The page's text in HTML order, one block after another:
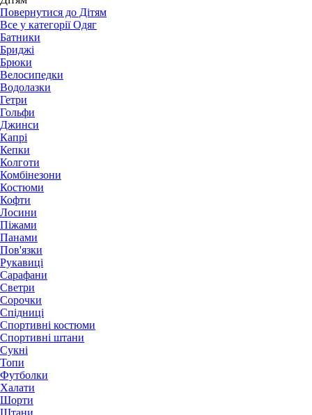
Повернутися до Дітям
Все у категорії Одяг
Батники
Бриджі
Брюки
Велосипедки
Водолазки
Гетри
Гольфи
Джинси
Капрі
Кепки
Колготи
Комбінезони
Костюми
Кофти
Лосини
Піжами
Панами
Пов'язки
Рукавиці
Сарафани
Светри
Сорочки
Спідниці
Спортивні костюми
Спортивні штани
Сукні
Топи
Футболки
Халати
Шорти
Штани